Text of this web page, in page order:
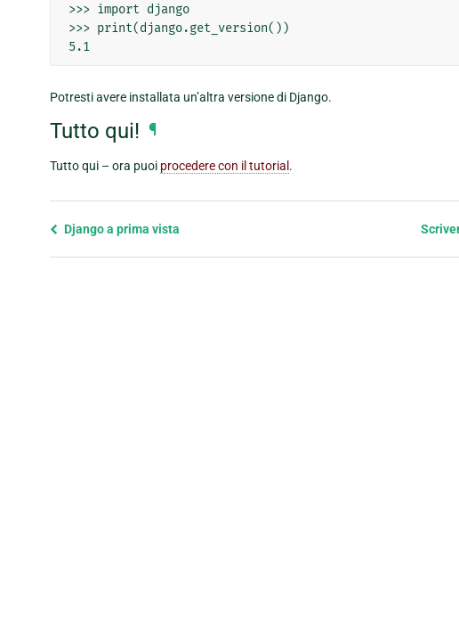
>>> import django
>>> print(django.get_version())
5.1
Potresti avere installata un’altra versione di Django.
Tutto qui! ¶
Tutto qui – ora puoi procedere con il tutorial .
Previous
Django a prima vista